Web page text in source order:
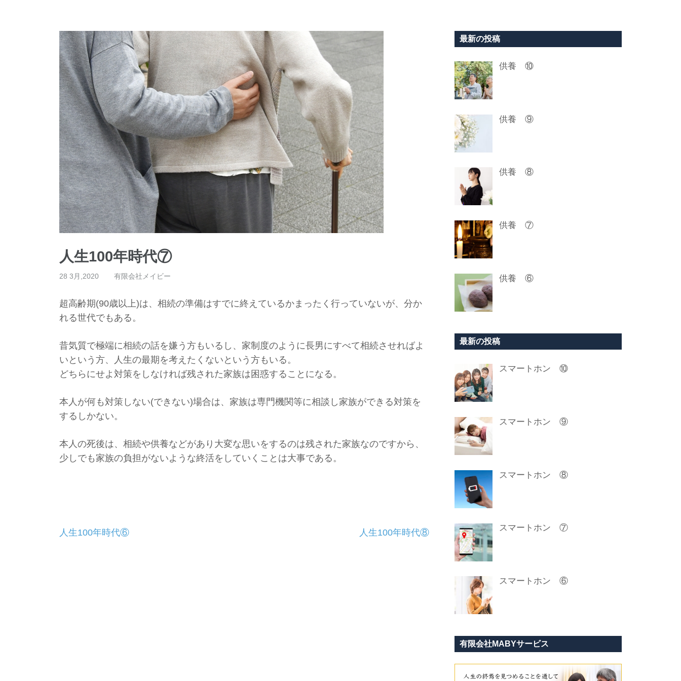
人生100年時代⑦
28 3月,2020 有限会社メイビー
超高齢期(90歳以上)は、相続の準備はすでに終えているかまったく行っていないが、分か
れる世代でもある。
昔気質で極端に相続の話を嫌う方もいるし、家制度のように長男にすべて相続させればよ
いという方、人生の最期を考えたくないという方もいる。
どちらにせよ対策をしなければ残された家族は困惑することになる。
本人が何も対策しない(できない)場合は、家族は専門機関等に相談し家族ができる対策を
するしかない。
本人の死後は、相続や供養などがあり大変な思いをするのは残された家族なのですから、
少しでも家族の負担がないような終活をしていくことは大事である。
投
人生100年時代⑥ 人生100年時代⑧
最新の投稿
供養 ⑩
供養 ⑨
供養 ⑧
供養 ⑦
供養 ⑥
最新の投稿
スマートホン ⑩
スマートホン ⑨
スマートホン ⑧
スマートホン ⑦
スマートホン ⑥
有限会社MABYサービス